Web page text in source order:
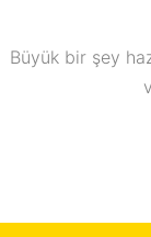
Büyük bir şey